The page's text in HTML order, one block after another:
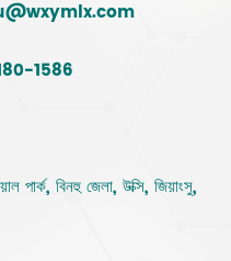
1586
পার্ক, বিনহু জেলা, উক্সি, জিয়াংসু,